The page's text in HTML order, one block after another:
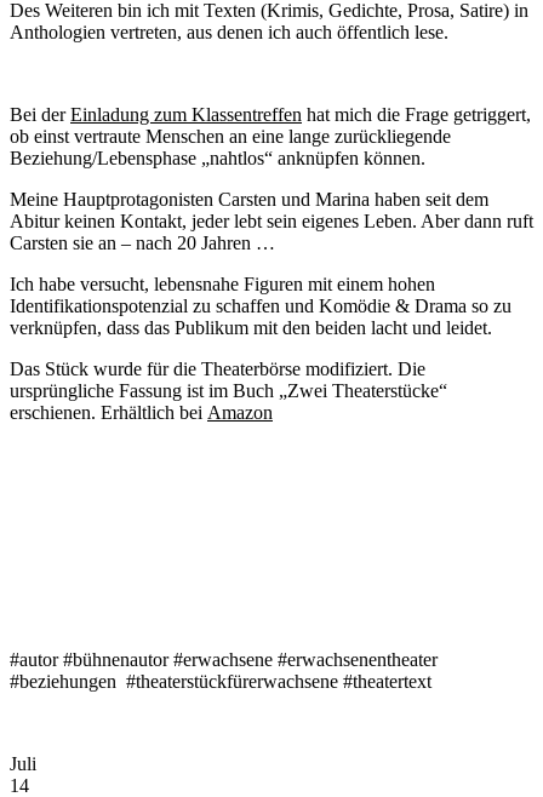
Des Weiteren bin ich mit Texten (Krimis, Gedichte, Prosa, Satire) in
Anthologien vertreten, aus denen ich auch öffentlich lese.
Bei derEinladung zum Klassentreffen hat mich die Frage getriggert,
ob einst vertraute Menschen an eine lange zurückliegende
Beziehung/Lebensphase „nahtlos“ anknüpfen können.
Meine Hauptprotagonisten Carsten und Marina haben seit dem
Abitur keinen Kontakt, jeder lebt sein eigenes Leben. Aber dann ruft
Carsten sie an – nach 20 Jahren …
Ich habe versucht, lebensnahe Figuren mit einem hohen
Identifikationspotenzial zu schaffen und Komödie & Drama so zu
verknüpfen, dass das Publikum mit den beiden lacht und leidet.
Das Stück wurde für die Theaterbörse modifiziert. Die
ursprüngliche Fassung ist im Buch „Zwei Theaterstücke“
erschienen. Erhältlich bei Amazon
#autor #bühnenautor #erwachsene #erwachsenentheater
#beziehungen #theaterstückfürerwachsene #theatertext
Juli
14